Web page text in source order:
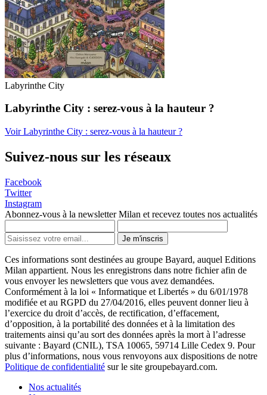
Labyrinthe City
Labyrinthe City : serez-vous à la hauteur ?
Voir Labyrinthe City : serez-vous à la hauteur ?
Suivez-nous sur les réseaux
Facebook
Twitter
Instagram
Abonnez-vous à la newsletter Milan et recevez toutes nos actualités
Je m'inscris
Ces informations sont destinées au groupe Bayard, auquel Editions
Milan appartient. Nous les enregistrons dans notre fichier afin de
vous envoyer les newsletters que vous avez demandées.
Conformément à la loi « Informatique et Libertés » du 6/01/1978
modifiée et au RGPD du 27/04/2016, elles peuvent donner lieu à
l’exercice du droit d’accès, de rectification, d’effacement,
d’opposition, à la portabilité des données et à la limitation des
traitements ainsi qu’au sort des données après la mort à l’adresse
suivante : Bayard (CNIL), TSA 10065, 59714 Lille Cedex 9. Pour
plus d’informations, nous vous renvoyons aux dispositions de notre
Politique de confidentialité sur le site groupebayard.com.
Nos actualités